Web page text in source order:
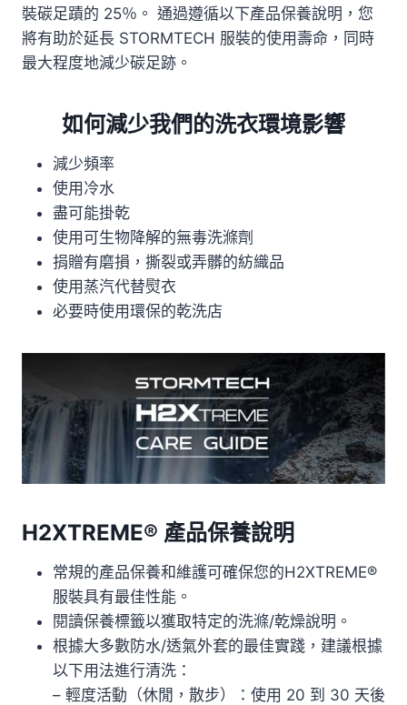
裝碳足蹟的 25％。 通過遵循以下產品保養說明，您
將有助於延長 STORMTECH 服裝的使用壽命，同時
最大程度地減少碳足跡。
如何減少我們的洗衣環境影響
減少頻率
使用冷水
盡可能掛乾
使用可生物降解的無毒洗滌劑
捐贈有磨損，撕裂或弄髒的紡織品
使用蒸汽代替熨衣
必要時使用環保的乾洗店
H2XTREME® 產品保養說明
常規的產品保養和維護可確保您的H2XTREME®
服裝具有最佳性能。
閱讀保養標籤以獲取特定的洗滌/乾燥說明。
根據大多數防水/透氣外套的最佳實踐，建議根據
以下用法進行清洗：
– 輕度活動（休閒，散步）：使用 20 到 30 天後